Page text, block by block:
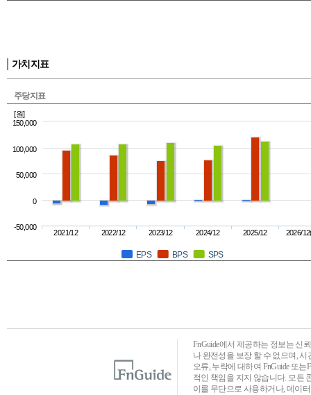
가치지표
주당지표
[원]
EPS BPS SPS
2021/12 2022/12 2023/12 2024/12 2025/12 2026/
-50,000
0
50,000
100,000
150,000
FnGuide에서 제공하는 정보는 신
나 완전성을 보장 할 수 없으며,
오류, 누락에 대하여 FnGuide 또
적인 책임을 지지 않습니다. 모든
이를 무단으로 사용하거나, 데이